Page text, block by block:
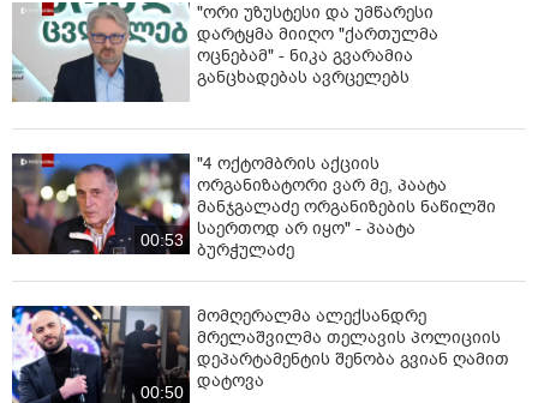
"ორი უზუსტესი და უმწარესი
დარტყმა მიიღო "ქართულმა
ოცნებამ" - ნიკა გვარამია
განცხადებას ავრცელებს
00:53
"4 ოქტომბრის აქციის
ორგანიზატორი ვარ მე, პაატა
მანჯგალაძე ორგანიზების ნაწილში
საერთოდ არ იყო" - პაატა
ბურჭულაძე
00:50
მომღერალმა ალექსანდრე
მრელაშვილმა თელავის პოლიციის
დეპარტამენტის შენობა გვიან ღამით
დატოვა